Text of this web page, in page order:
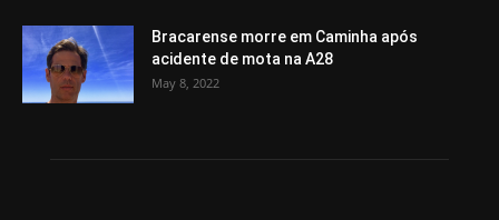
Bracarense morre em Caminha após
acidente de mota na A28
May 8, 2022